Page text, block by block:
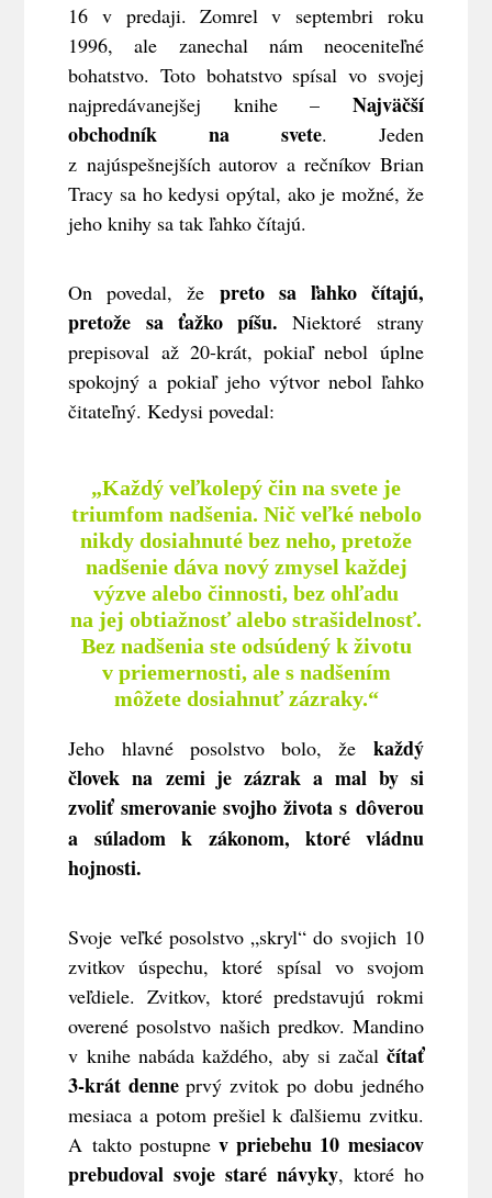
16 v predaji. Zomrel v septembri roku
1996, ale zanechal nám neoceniteľné
bohatstvo. Toto bohatstvo spísal vo svojej
najpredávanejšej knihe – Najväčší
obchodník na svete. Jeden
z najúspešnejších autorov a rečníkov Brian
Tracy sa ho kedysi opýtal, ako je možné, že
jeho knihy sa tak ľahko čítajú.
On povedal, že preto sa ľahko čítajú,
pretože sa ťažko píšu. Niektoré strany
prepisoval až 20-krát, pokiaľ nebol úplne
spokojný a pokiaľ jeho výtvor nebol ľahko
čitateľný. Kedysi povedal:
„Každý veľkolepý čin na svete je
triumfom nadšenia. Nič veľké nebolo
nikdy dosiahnuté bez neho, pretože
nadšenie dáva nový zmysel každej
výzve alebo činnosti, bez ohľadu
na jej obtiažnosť alebo strašidelnosť.
Bez nadšenia ste odsúdený k životu
v priemernosti, ale s nadšením
môžete dosiahnuť zázraky.“
Jeho hlavné posolstvo bolo, že každý
človek na zemi je zázrak a mal by si
zvoliť smerovanie svojhoživota s dôverou
a súladom k zákonom, ktoré vládnu
hojnosti.
Svoje veľké posolstvo „skryl“ do svojich 10
zvitkov úspechu, ktoré spísal vo svojom
veľdiele. Zvitkov, ktoré predstavujú rokmi
overené posolstvo našich predkov. Mandino
v knihe nabáda každého, aby si začal čítať
3-krát denneprvý zvitok po dobu jedného
mesiaca a potom prešiel k ďalšiemu zvitku.
A takto postupne v priebehu 10 mesiacov
prebudoval svoje staré návyky, ktoré ho